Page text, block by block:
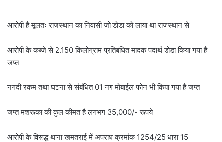
आरोपी है मूलतः राजस्थान का निवासी जो डोडा को लाया था राजस्थान से
आरोपी के कब्जे से 2.150 किलोग्राम प्रतिबंधित मादक पदार्थ डोडा किया गया है
जप्त
नगदी रकम तथा घटना से संबंधित 01 नग मोबाईल फोन भी किया गया है जप्त
जप्त मशरूका की कुल कीमत है लगभग 35,000/- रूपये
आरोपी के विरूद्ध थाना खमतराई में अपराध क्रमांक 1254/25 धारा 15